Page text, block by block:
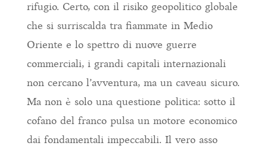
rifugio. Certo, con il risiko geopolitico globale
che si surriscalda tra fiammate in Medio
Oriente e lo spettro di nuove guerre
commerciali, i grandi capitali internazionali
non cercano l’avventura, ma un caveau sicuro.
Ma non è solo una questione politica: sotto il
cofano del franco pulsa un motore economico
dai fondamentali impeccabili. Il vero asso